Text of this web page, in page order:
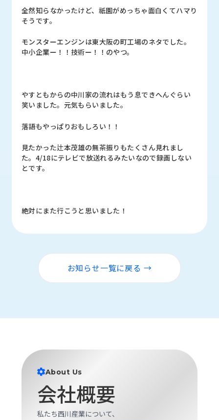
全然知らなかったけど、祇園がめっちゃ面白くてハマり
そうです。
モンスターエンジンは東大阪の町工場のネタでした。
中小企業ー！！技術ー！！のやつ。
やすともからの中川家の流れはもう息できへんぐらい
笑いました。元気もらいました。
落語もやっぱりおもしろい！！
見たかった辻本茂雄の無茶振りもたくさん見れまし
た。4/18にテレビで放送れるみたいなので録画しない
とです。
絶対にまた行こうと思いました！
お知らせ一覧に戻る →
About Us
会社概要
私たち西川産業について、